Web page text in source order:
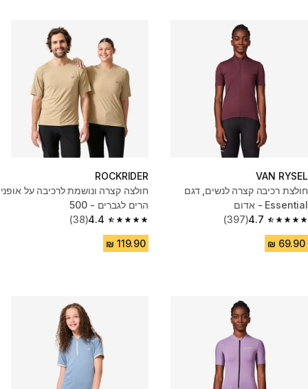
VAN RYSEL
חולצת רכיבה קצרה לנשים, דגם
Essential - אדום
4.7
4.7 out of 5 stars from 397 reviews
(397)
ROCKRIDER
חולצה קצרה ונושמת לרכיבה על אופני
הרים לגברים - 500
4.4
4.4 out of 5 stars from 38 reviews
(38)